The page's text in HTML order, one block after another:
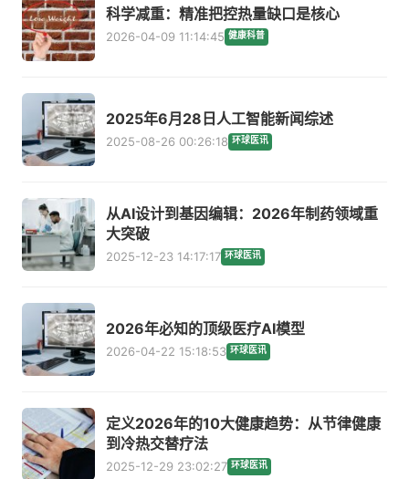
科学减重：精准把控热量缺口是核心
2026-04-09 11:14:45 健康科普
2025年6月28日人工智能新闻综述
2025-08-26 00:26:18 环球医讯
从AI设计到基因编辑：2026年制药领域重
大突破
2025-12-23 14:17:17 环球医讯
2026年必知的顶级医疗AI模型
2026-04-22 15:18:53 环球医讯
定义2026年的10大健康趋势：从节律健康
到冷热交替疗法
2025-12-29 23:02:27 环球医讯